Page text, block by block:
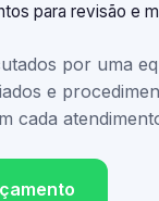
para revisão e
por uma
e
cada